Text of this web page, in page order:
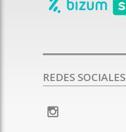
REDES SOCIALES